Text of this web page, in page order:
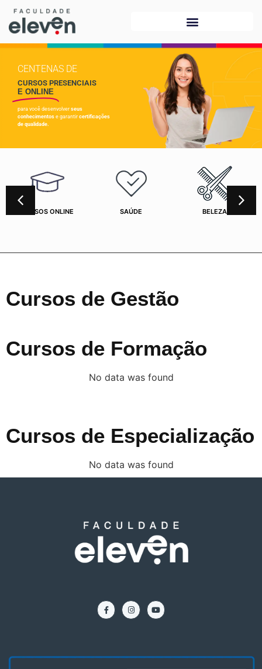
CENTENAS DE
CURSOS PRESENCIAIS
E ONLINE
para você desenvolver seus
conhecimentos e garantir certificações
de qualidade.
CURSOS ONLINE SAÚDE BELEZA
Cursos de Gestão
Cursos de Formação
No data was found
Cursos de Especialização
No data was found